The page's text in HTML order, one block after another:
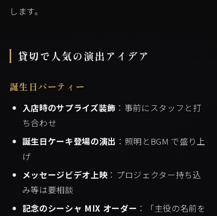
します。
貸切で人気の演出アイデア
誕生日パーティー
入店時のサプライズ装飾 ：事前にスタッフと打
ち合わせ
誕生日ケーキ登場の演出 ：照明とBGM で盛り上
げ
メッセージビデオ上映 ：プロジェクター持ち込
み等は要相談
記念のシーシャ MIX オーダー ：「主役の名前を